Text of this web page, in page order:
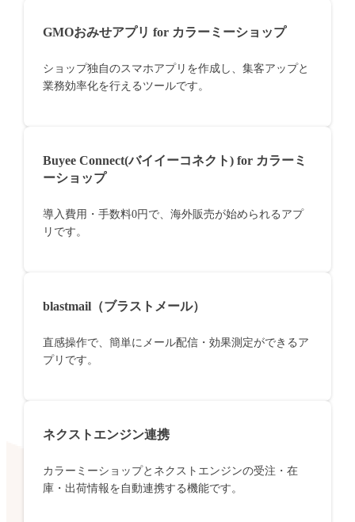
GMOおみせアプリ for カラーミーショップ
ショップ独自のスマホアプリを作成し、集客アップと
業務効率化を行えるツールです。
Buyee Connect(バイイーコネクト) for カラーミ
ーショップ
導入費用・手数料0円で、海外販売が始められるアプ
リです。
blastmail（ブラストメール）
直感操作で、簡単にメール配信・効果測定ができるア
プリです。
ネクストエンジン連携
カラーミーショップとネクストエンジンの受注・在
庫・出荷情報を自動連携する機能です。